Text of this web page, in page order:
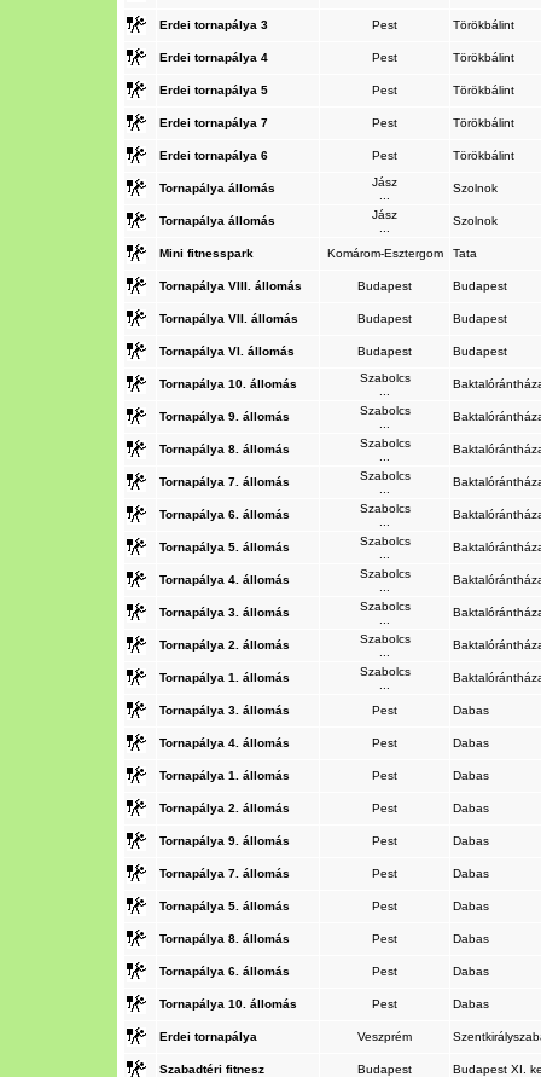
Erdei tornapálya 3 Pest Törökbálint
Erdei tornapálya 4 Pest Törökbálint
Erdei tornapálya 5 Pest Törökbálint
Erdei tornapálya 7 Pest Törökbálint
Erdei tornapálya 6 Pest Törökbálint
Tornapálya állomás
Jász
Szolnok
Tornapálya állomás
Jász
Szolnok
Mini fitnesspark Komárom-Esztergom Tata
Tornapálya VIII. állomás Budapest Budapest
Tornapálya VII. állomás Budapest Budapest
Tornapálya VI. állomás Budapest Budapest
Tornapálya 10. állomás
Szabolcs
Tornapálya 9. állomás
Szabolcs
Tornapálya 8. állomás
Szabolcs
Tornapálya 7. állomás
Szabolcs
Tornapálya 6. állomás
Szabolcs
Tornapálya 5. állomás
Szabolcs
Tornapálya 4. állomás
Szabolcs
Tornapálya 3. állomás
Szabolcs
Tornapálya 2. állomás
Szabolcs
Tornapálya 1. állomás
Szabolcs
Tornapálya 3. állomás Pest Dabas
Tornapálya 4. állomás Pest Dabas
Tornapálya 1. állomás Pest Dabas
Tornapálya 2. állomás Pest Dabas
Tornapálya 9. állomás Pest Dabas
Tornapálya 7. állomás Pest Dabas
Tornapálya 5. állomás Pest Dabas
Tornapálya 8. állomás Pest Dabas
Tornapálya 6. állomás Pest Dabas
Tornapálya 10. állomás Pest Dabas
Erdei tornapálya Veszprém
Szabadtéri fitnesz Budapest Budapest XI.